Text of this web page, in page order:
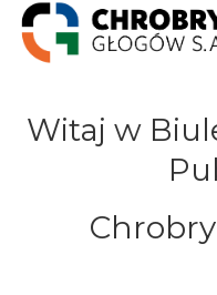
Witaj w
Chrobry